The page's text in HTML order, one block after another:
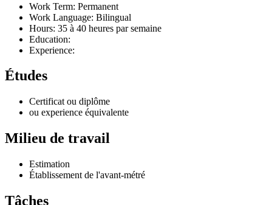
Work Term: Permanent
Work Language: Bilingual
Hours: 35 à 40 heures par semaine
Education:
Experience:
Études
Certificat ou diplôme
ou experience équivalente
Milieu de travail
Estimation
Établissement de l'avant-métré
Tâches